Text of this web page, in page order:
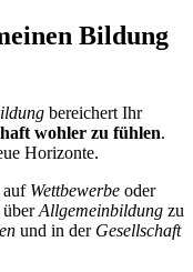
Bildung
bereichert Ihr
wohler zu fühlen.
Horizonte.
auf Wettbewerbe oder
überAllgemeinbildung zu
und in der Gesellschaft